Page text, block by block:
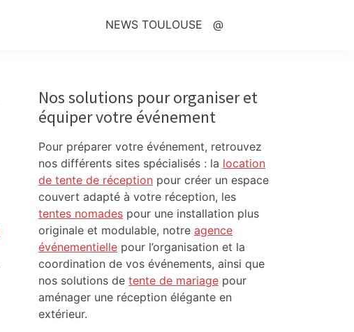
NEWS TOULOUSE @
Sidebar
Nos solutions pour organiser et
équiper votre événement
Pour préparer votre événement, retrouvez
nos différents sites spécialisés : la location
de tente de réception pour créer un espace
couvert adapté à votre réception, les
tentes nomades pour une installation plus
originale et modulable, notre agence
événementielle pour l’organisation et la
coordination de vos événements, ainsi que
nos solutions de tente de mariage pour
aménager une réception élégante en
extérieur.